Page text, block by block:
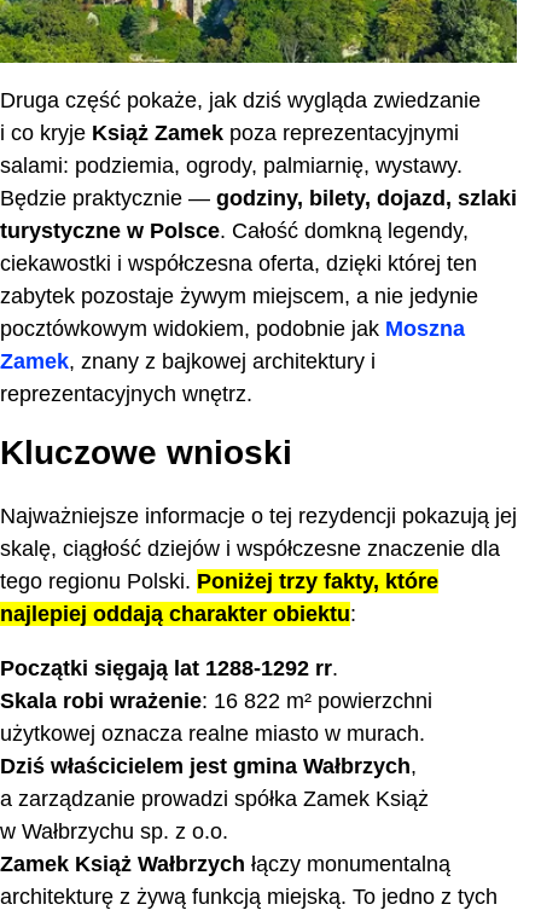
Palmiarnia
Nauka poprzez zwiedzanie
Noclegi
Centrum konferencyjne
Restauracje
Godziny otwarcia i ceny biletów
Jak dojechać do zamku?
Szlaki turystyczne
Legendy o zamku Książ
Ciekawostki o zamku Książ
Partnerzy
Inne zamki w Polsce
Zakończenie
Najczęściej zadawane pytania
Druga część pokaże, jak dziś wygląda zwiedzanie
i co kryje Książ Zamek poza reprezentacyjnymi
salami: podziemia, ogrody, palmiarnię, wystawy.
Będzie praktycznie — godziny, bilety, dojazd, szlaki
turystyczne w Polsce. Całość domkną legendy,
ciekawostki i współczesna oferta, dzięki której ten
zabytek pozostaje żywym miejscem, a nie jedynie
pocztówkowym widokiem, podobnie jak Moszna
Zamek, znany z bajkowej architektury i
reprezentacyjnych wnętrz.
Kluczowe wnioski
Najważniejsze informacje o tej rezydencji pokazują jej
skalę, ciągłość dziejów i współczesne znaczenie dla
tego regionu Polski. Poniżej trzy fakty, które
najlepiej oddają charakter obiektu:
Początki sięgają lat 1288-1292 rr.
Skala robi wrażenie: 16 822 m² powierzchni
użytkowej oznacza realne miasto w murach.
Dziś właścicielem jest gmina Wałbrzych,
a zarządzanie prowadzi spółka Zamek Książ
w Wałbrzychu sp. z o.o.
Zamek Książ Wałbrzych łączy monumentalną
architekturę z żywą funkcją miejską. To jedno z tych